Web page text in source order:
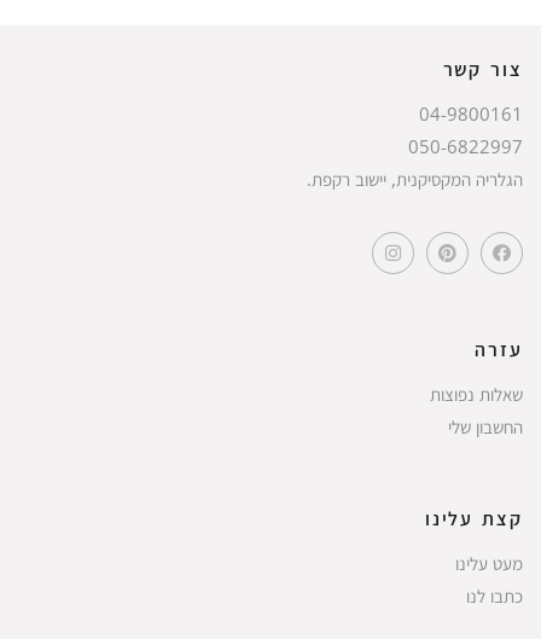
צור קשר
04-9800161
050-6822997
הגלריה המקסיקנית, יישוב רקפת.
עזרה
שאלות נפוצות
החשבון שלי
קצת עלינו
מעט עלינו
כתבו לנו